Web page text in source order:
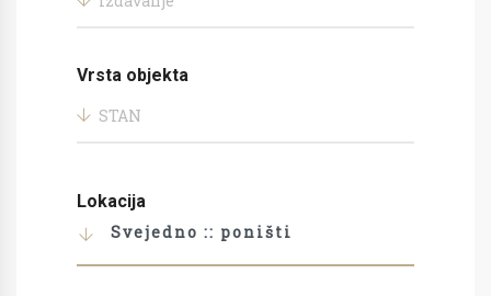
Vrsta objekta
STAN
Lokacija
Svejedno :: poništi